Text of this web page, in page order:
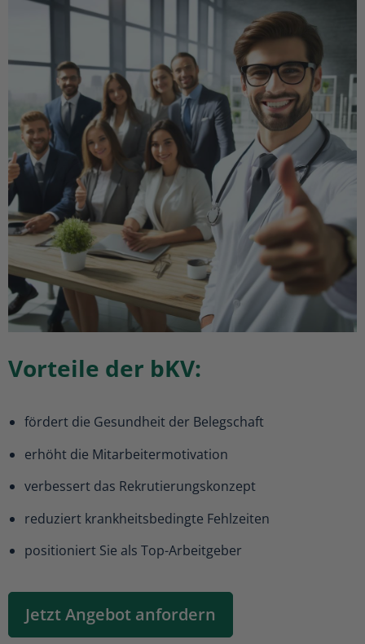
Vorteile der bKV:
fördert die Gesundheit der Belegschaft
erhöht die Mitarbeitermotivation
verbessert das Rekrutierungskonzept
reduziert krankheitsbedingte Fehlzeiten
positioniert Sie als Top-Arbeitgeber
Jetzt Angebot anfordern